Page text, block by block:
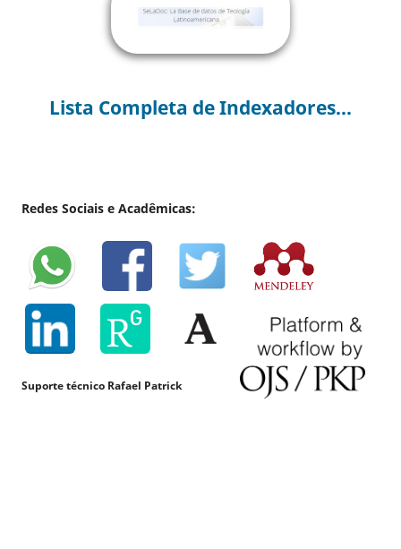
Lista Completa de Indexadores...
Redes Sociais e Acadêmicas:
Suporte técnico Rafael Patrick